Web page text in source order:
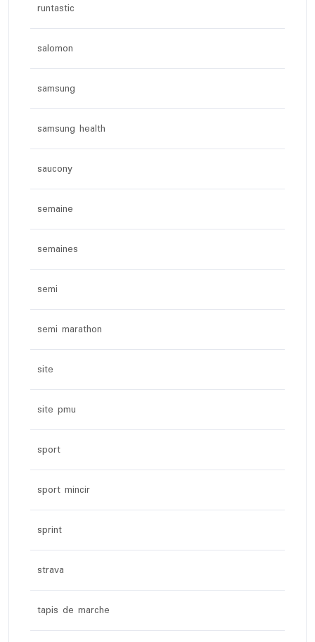
runtastic
salomon
samsung
samsung health
saucony
semaine
semaines
semi
semi marathon
site
site pmu
sport
sport mincir
sprint
strava
tapis de marche